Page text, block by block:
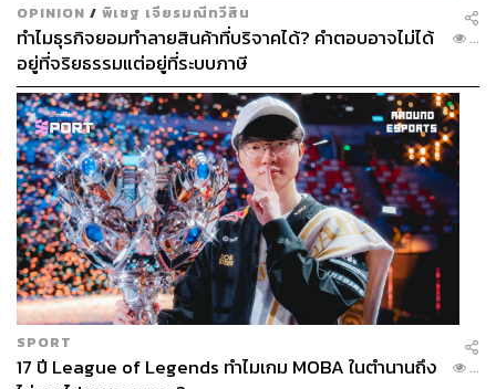
OPINION / พิเชฐ เจียรมณีทวีสิน
ทำไมธุรกิจยอมทำลายสินค้าที่บริจาคได้? คำตอบอาจไม่ได้
อยู่ที่จริยธรรมแต่อยู่ที่ระบบภาษี
...
SPORT
17 ปี League of Legends ทำไมเกม MOBA ในตำนานถึง
...